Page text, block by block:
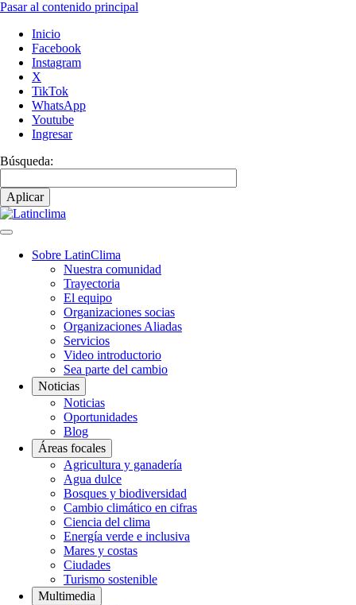
Pasar al contenido principal
Inicio
Facebook
Instagram
X
TikTok
WhatsApp
Youtube
Ingresar
Búsqueda:
Navegación
Sobre LatinClima
Nuestra comunidad
Trayectoria
El equipo
Organizaciones socias
Organizaciones Aliadas
Servicios
Video introductorio
Sea parte del cambio
Noticias
Noticias
Oportunidades
Blog
Áreas focales
Agricultura y ganadería
Agua dulce
Bosques y biodiversidad
Cambio climático en cifras
Ciencia del clima
Energía verde e inclusiva
Mares y costas
Ciudades
Turismo sostenible
Multimedia